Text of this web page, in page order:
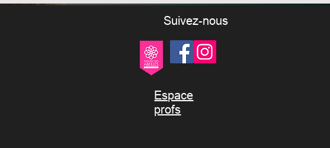
Suivez-nous
Espace
profs